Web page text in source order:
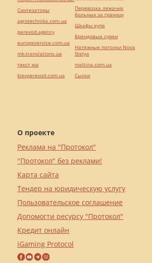
О проекте
Реклама на "Протокол"
"Протокол" без реклами!
Карта сайта
Тендер на юридическую услугу
Пользовательское соглашение
Допомогти ресурсу "Протокол"
Кредит онлайн
iGaming Protocol
Синтезаторы
agrotechnika.com.ua
perevod.agency
europeservice.com.ua
mk-translations.ua
текст юа
kievperevod.com.ua
Перевозка лежачих
больных за границу
Шкафы купе
Брендовые сумки
Натяжные потолки Nova
Stelya
maltina.com.ua
Cылки